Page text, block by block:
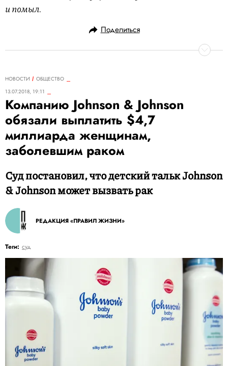
и помыл.
Поделиться
НОВОСТИ
ОБЩЕСТВО
13.07.2018, 19:11
Компанию Johnson & Johnson
обязали выплатить $4,7
миллиарда женщинам,
заболевшим раком
Суд постановил, что детский тальк Johnson
& Johnson может вызвать рак
РЕДАКЦИЯ «ПРАВИЛ ЖИЗНИ»
Теги: суд